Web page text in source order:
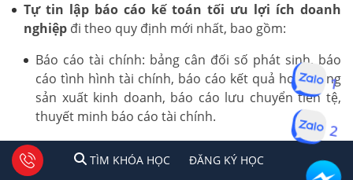
Tự tin lập báo cáo kế toán tối ưu lợi ích doanh
nghiệp đi theo quy định mới nhất, bao gồm:
Báo cáo tài chính: bảng cân đối số phát sinh, báo
cáo tình hình tài chính, báo cáo kết quả hoạt động
sản xuất kinh doanh, báo cáo lưu chuyển tiền tệ,
thuyết minh báo cáo tài chính.
Báo cáo thuế: Tờ khai thuế GTGT, TNCN, TNDN
theo quy định hiện hành
TÌM KHÓA HỌC ĐĂNG KÍ HỌC
1 2 Tư vấn facebook
TÌM KHÓA HỌC ĐĂNG KÝ HỌC
1